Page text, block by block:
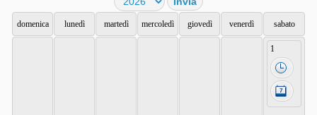
domenica lunedì martedì mercoledì giovedì venerdì sabato
1